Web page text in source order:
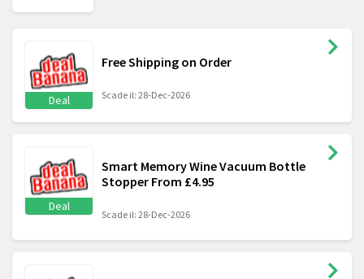
Deal
Free Shipping on Order
Scade il: 28-Dec-2026
Deal
Smart Memory Wine Vacuum Bottle
Stopper From £4.95
Scade il: 28-Dec-2026